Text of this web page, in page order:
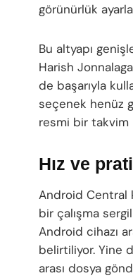
görünürlük
Bu altyapı
Harish
de başarıyla
seçenek henüz
resmi bir takvim
Hız ve
Android Central
bir çalışma
Android cihazı
belirtiliyor. Yine
arası dosya